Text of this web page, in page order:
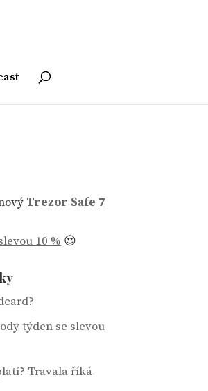
Trezor Safe 7
10 % 😍
týden se slevou
Travala říká